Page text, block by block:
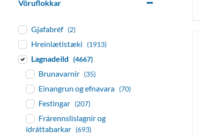
Vöruflokkar
Gjafabréf (2)
Hreinlætistæki (1913)
Lagnadeild (4667)
Brunavarnir (35)
Einangrun og efnavara (70)
Festingar (207)
Frárennslislagnir og
ídráttabarkar (693)